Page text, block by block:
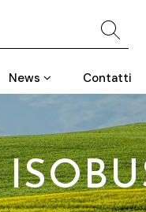
News Contatti